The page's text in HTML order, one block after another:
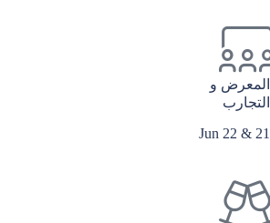
المعرض و
التجارب
21 & 22 Jun